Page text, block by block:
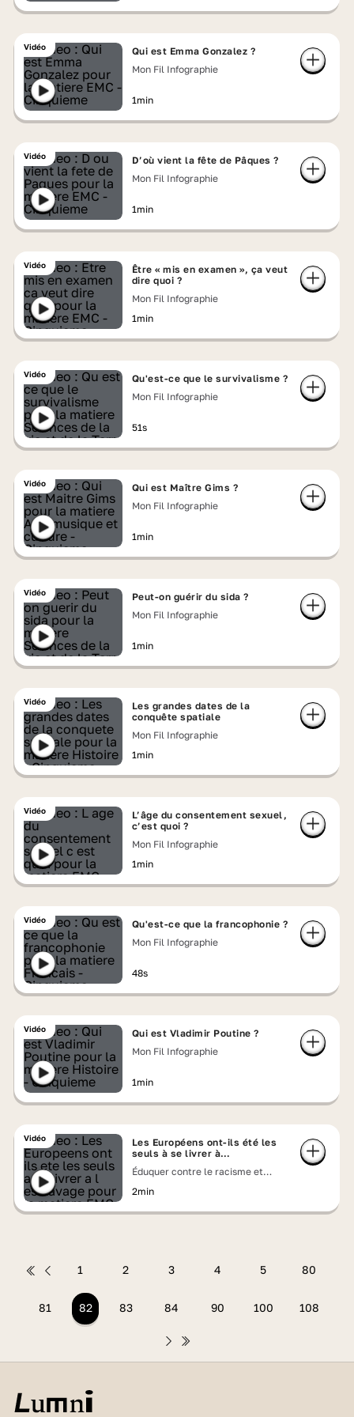
Vidéo
Qui est Emma Gonzalez ?
Mon Fil Infographie
1min
Vidéo
D’où vient la fête de Pâques ?
Mon Fil Infographie
1min
Vidéo
Être « mis en examen », ça veut
dire quoi ?
Mon Fil Infographie
1min
Vidéo
Qu'est-ce que le survivalisme ?
Mon Fil Infographie
51s
Vidéo
Qui est Maître Gims ?
Mon Fil Infographie
1min
Vidéo
Peut-on guérir du sida ?
Mon Fil Infographie
1min
Vidéo
Les grandes dates de la
conquête spatiale
Mon Fil Infographie
1min
Vidéo
L’âge du consentement sexuel,
c’est quoi ?
Mon Fil Infographie
1min
Vidéo
Qu'est-ce que la francophonie ?
Mon Fil Infographie
48s
Vidéo
Qui est Vladimir Poutine ?
Mon Fil Infographie
1min
Vidéo
Les Européens ont-ils été les
seuls à se livrer à
l'esclavage ?
Éduquer contre le racisme et
2min
1 2 3 4 5 80
81 82 83 84 90 100 108